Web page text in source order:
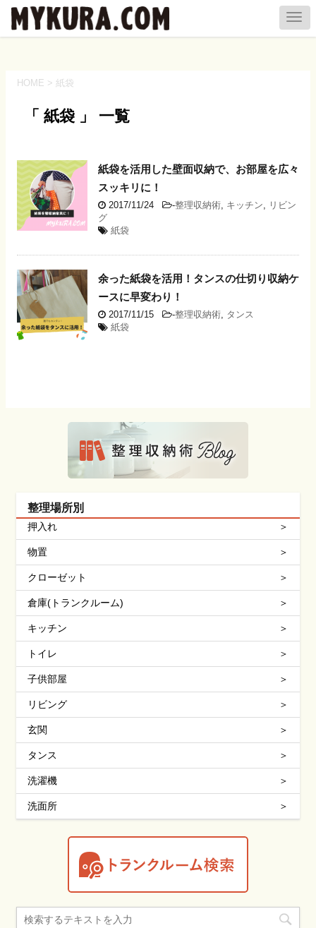
HOME > 紙袋
「 紙袋 」 一覧
紙袋を活用した壁面収納で、お部屋を広々
スッキリに！
2017/11/24 -整理収納術 キッチン
リビン
グ
紙袋
余った紙袋を活用！タンスの仕切り収納ケ
ースに早変わり！
2017/11/15 -整理収納術
タンス
紙袋
整理場所別
押入れ
物置
クローゼット
倉庫(トランクルーム)
キッチン
トイレ
子供部屋
リビング
玄関
タンス
洗濯機
洗面所